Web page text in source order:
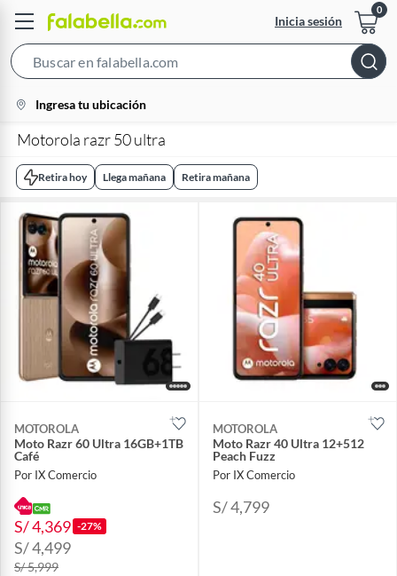
Inicia sesión
Bar
location-
icon
Ingresa tu ubicación
Motorola razr 50 ultra
Retira hoy Llega mañana Retira mañana
MOTOROLA
Moto Razr 60 Ultra 16GB+1TB
Café
Por IX Comercio
S/ 4,369 -27%
S/ 4,499
S/ 5,999
MOTOROLA
Moto Razr 40 Ultra 12+512
Peach Fuzz
Por IX Comercio
S/ 4,799